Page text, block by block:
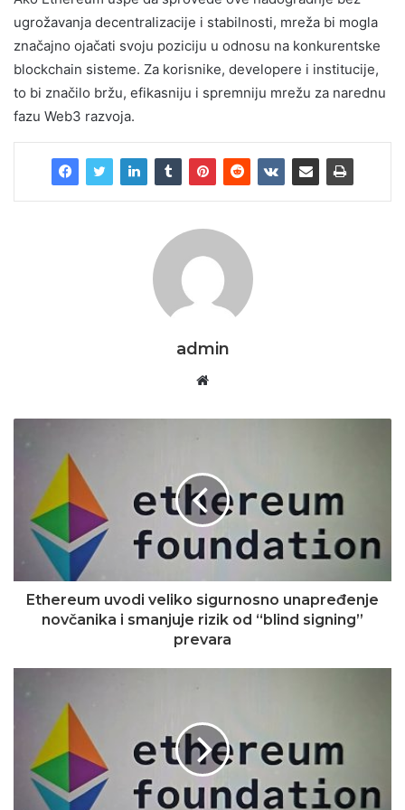
ugrožavanja decentralizacije i stabilnosti, mreža bi mogla
značajno ojačati svoju poziciju u odnosu na konkurentske
blockchain sisteme. Za korisnike, developere i institucije,
to bi značilo bržu, efikasniju i spremniju mrežu za narednu
fazu Web3 razvoja.
admin
Website
Ethereum uvodi veliko sigurnosno unapređenje
novčanika i smanjuje rizik od “blind signing”
prevara